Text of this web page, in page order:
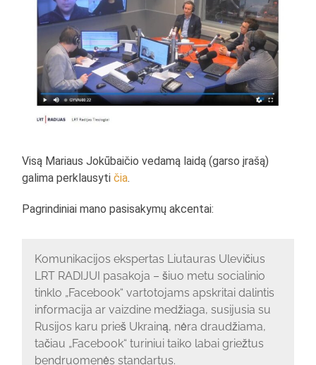
Visą Mariaus Jokūbaičio vedamą laidą (garso įrašą)
galima perklausytičia.
Pagrindiniai mano pasisakymų akcentai:
Komunikacijos ekspertas Liutauras Ulevičius
LRT RADIJUI pasakoja – šiuo metu socialinio
tinklo „Facebook“ vartotojams apskritai dalintis
informacija ar vaizdine medžiaga, susijusia su
Rusijos karu prieš Ukrainą, nėra draudžiama,
tačiau „Facebook“ turiniui taiko labai griežtus
bendruomenės standartus.